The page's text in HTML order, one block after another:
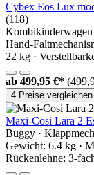
Cybex Eos Lux
(118)
Kombikinderwagen
Hand-
22 kg ·
ab 499,95 €*
4 Preise vergleichen
Maxi-Cosi Lara 2
Buggy ·
Gewicht: 6.4 kg ·
Rückenlehne: 3-